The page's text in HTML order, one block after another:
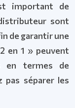
important de
sont
de garantir une
en 1 » peuvent
en termes de
pas séparer les